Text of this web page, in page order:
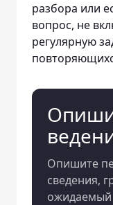
разбора или
вопрос, не
регулярную
Опишите
сведения,
ожидаемый